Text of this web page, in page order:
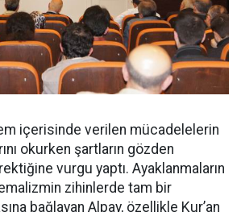
içerisinde verilen mücadelelerin
okurken şartların gözden
vurgu yaptı. Ayaklanmaların
zihinlerde tam bir
bağlayan Alpay, özellikle Kur’an